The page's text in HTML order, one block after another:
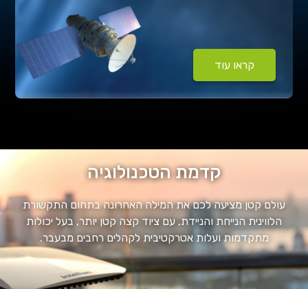
קראו עוד
קדמת הטכנולוגיה
עולם קטן מציעה לכם את המילה האחרונה בתחום התקשורת
הלווינית הנייחת והניידת, עם ציוד קצה קטן יותר, בעל יכולות
מתקדמות ועלות אטרקטיבית לקהלים רחבים מבעבר.